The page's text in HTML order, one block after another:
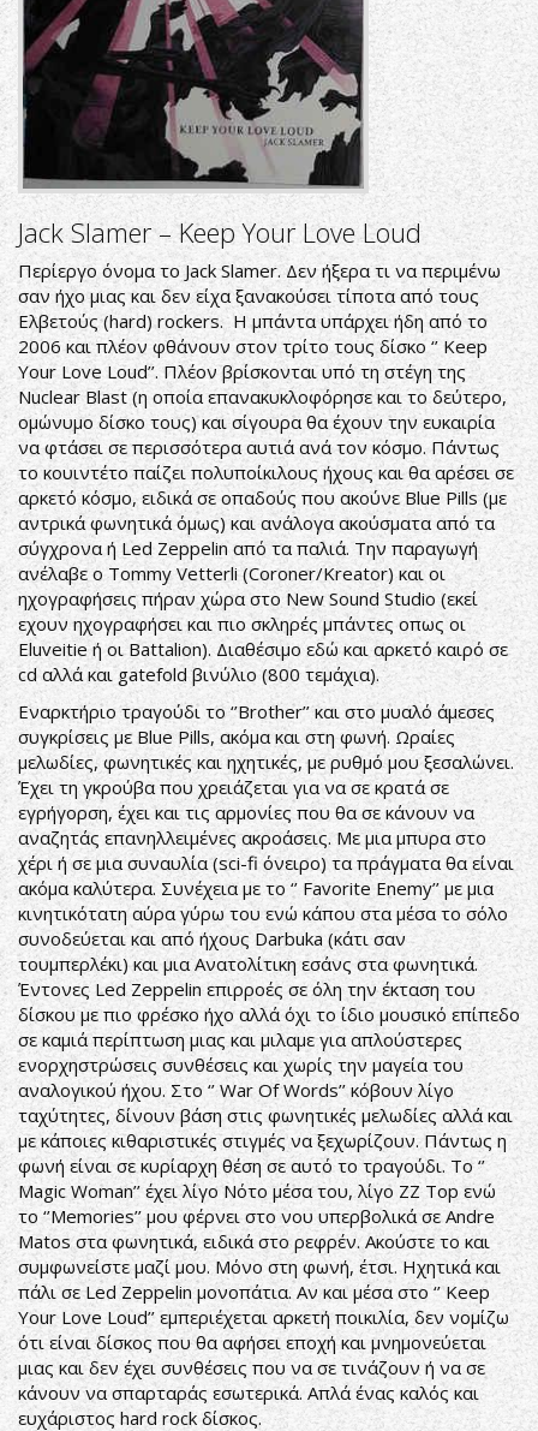
Jack Slamer ‎– Keep Your Love Loud
Περίεργο όνομα το Jack Slamer. Δεν ήξερα τι να περιμένω
σαν ήχο μιας και δεν είχα ξανακούσει τίποτα από τους
Ελβετούς (hard) rockers. Η μπάντα υπάρχει ήδη από το
2006 και πλέον φθάνουν στον τρίτο τους δίσκο ‘’ Keep
Your Love Loud’’. Πλέον βρίσκονται υπό τη στέγη της
Nuclear Blast (η οποία επανακυκλοφόρησε και το δεύτερο,
ομώνυμο δίσκο τους) και σίγουρα θα έχουν την ευκαιρία
να φτάσει σε περισσότερα αυτιά ανά τον κόσμο. Πάντως
το κουιντέτο παίζει πολυποίκιλους ήχους και θα αρέσει σε
αρκετό κόσμο, ειδικά σε οπαδούς που ακούνε Blue Pills (με
αντρικά φωνητικά όμως) και ανάλογα ακούσματα από τα
σύγχρονα ή Led Zeppelin από τα παλιά. Την παραγωγή
ανέλαβε ο Tommy Vetterli (Coroner/Kreator) και οι
ηχογραφήσεις πήραν χώρα στο New Sound Studio (εκεί
εχουν ηχογραφήσει και πιο σκληρές μπάντες οπως οι
Eluveitie ή οι Battalion). Διαθέσιμο εδώ και αρκετό καιρό σε
cd αλλά και gatefold βινύλιο (800 τεμάχια).
Εναρκτήριο τραγούδι το ‘’Brother’’ και στο μυαλό άμεσες
συγκρίσεις με Blue Pills, ακόμα και στη φωνή. Ωραίες
μελωδίες, φωνητικές και ηχητικές, με ρυθμό μου ξεσαλώνει.
Έχει τη γκρούβα που χρειάζεται για να σε κρατά σε
εγρήγορση, έχει και τις αρμονίες που θα σε κάνουν να
αναζητάς επανηλλειμένες ακροάσεις. Με μια μπυρα στο
χέρι ή σε μια συναυλία (sci-fi όνειρο) τα πράγματα θα είναι
ακόμα καλύτερα. Συνέχεια με το ‘’ Favorite Enemy’’ με μια
κινητικότατη αύρα γύρω του ενώ κάπου στα μέσα το σόλο
συνοδεύεται και από ήχους Darbuka (κάτι σαν
τουμπερλέκι) και μια Ανατολίτικη εσάνς στα φωνητικά.
Έντονες Led Zeppelin επιρροές σε όλη την έκταση του
δίσκου με πιο φρέσκο ήχο αλλά όχι το ίδιο μουσικό επίπεδο
σε καμιά περίπτωση μιας και μιλαμε για απλούστερες
ενορχηστρώσεις συνθέσεις και χωρίς την μαγεία του
αναλογικού ήχου. Στο ‘’ War Of Words’’ κόβουν λίγο
ταχύτητες, δίνουν βάση στις φωνητικές μελωδίες αλλά και
με κάποιες κιθαριστικές στιγμές να ξεχωρίζουν. Πάντως η
φωνή είναι σε κυρίαρχη θέση σε αυτό το τραγούδι. Το ‘’
Magic Woman’’ έχει λίγο Νότο μέσα του, λίγο ZZ Top ενώ
το ‘’Memories’’ μου φέρνει στο νου υπερβολικά σε Andre
Matos στα φωνητικά, ειδικά στο ρεφρέν. Ακούστε το και
συμφωνείστε μαζί μου. Μόνο στη φωνή, έτσι. Ηχητικά και
πάλι σε Led Zeppelin μονοπάτια. Αν και μέσα στο ‘’ Keep
Your Love Loud’’ εμπεριέχεται αρκετή ποικιλία, δεν νομίζω
ότι είναι δίσκος που θα αφήσει εποχή και μνημονεύεται
μιας και δεν έχει συνθέσεις που να σε τινάζουν ή να σε
κάνουν να σπαρταράς εσωτερικά. Απλά ένας καλός και
ευχάριστος hard rock δίσκος.